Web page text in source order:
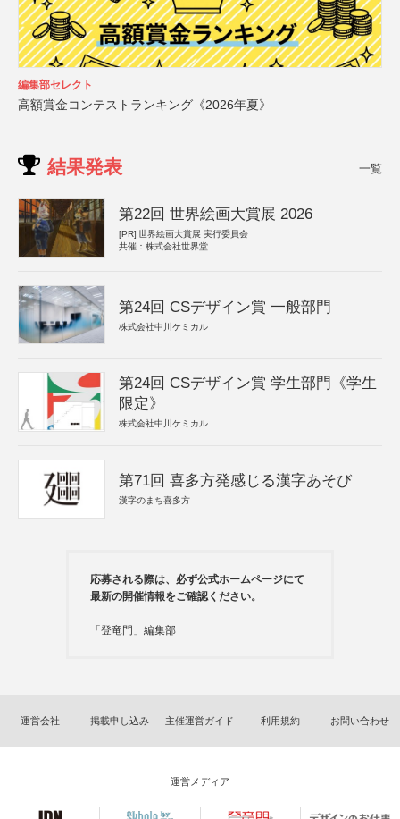
編集部セレクト
高額賞金コンテストランキング《2026年夏》
結果発表 一覧
第22回 世界絵画大賞展 2026
[PR] 世界絵画大賞展 実行委員会
共催：株式会社世界堂
第24回 CSデザイン賞 一般部門
株式会社中川ケミカル
第24回 CSデザイン賞 学生部門《学生
限定》
株式会社中川ケミカル
第71回 喜多方発感じる漢字あそび
漢字のまち喜多方
応募される際は、必ず公式ホームページにて
最新の開催情報をご確認ください。
「登竜門」編集部
運営会社 掲載申し込み 主催運営ガイド 利用規約 お問い合わせ
運営メディア